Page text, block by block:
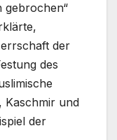
gebrochen“
der
des
Kaschmir und
der